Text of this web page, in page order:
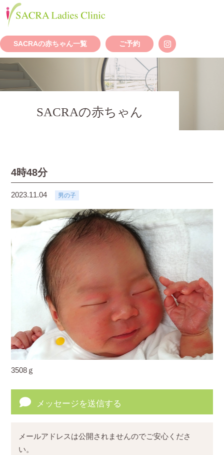
SACRAの赤ちゃん一覧 ご予約
SACRAの赤ちゃん
4時48分
2023.11.04 男の子
3508ｇ
メッセージを送信する
メールアドレスは公開されませんのでご安心くださ
い。